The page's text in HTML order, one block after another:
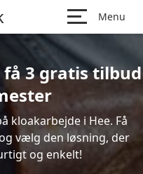
Menu
få 3 gratis tilbud
kloakarbejde i Hee. Få
vælg den løsning, der
og enkelt!